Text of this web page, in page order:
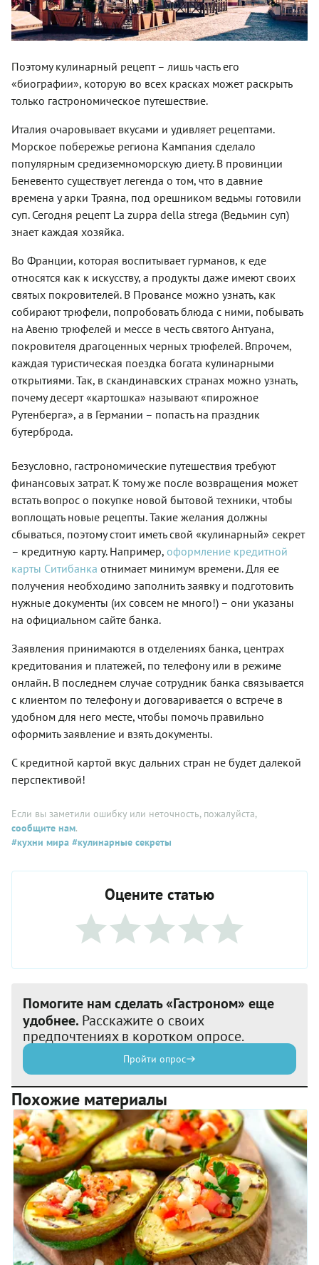
Поэтому кулинарный рецепт – лишь часть его
«биографии», которую во всех красках может раскрыть
только гастрономическое путешествие.
Италия очаровывает вкусами и удивляет рецептами.
Морское побережье региона Кампания сделало
популярным средиземноморскую диету. В провинции
Беневенто существует легенда о том, что в давние
времена у арки Траяна, под орешником ведьмы готовили
суп. Сегодня рецепт La zuppa della strega (Ведьмин суп)
знает каждая хозяйка.
Во Франции, которая воспитывает гурманов, к еде
относятся как к искусству, а продукты даже имеют своих
святых покровителей. В Провансе можно узнать, как
собирают трюфели, попробовать блюда с ними, побывать
на Авеню трюфелей и мессе в честь святого Антуана,
покровителя драгоценных черных трюфелей. Впрочем,
каждая туристическая поездка богата кулинарными
открытиями. Так, в скандинавских странах можно узнать,
почему десерт «картошка» называют «пирожное
Рутенберга», а в Германии – попасть на праздник
бутерброда.
Безусловно, гастрономические путешествия требуют
финансовых затрат. К тому же после возвращения может
встать вопрос о покупке новой бытовой техники, чтобы
воплощать новые рецепты. Такие желания должны
сбываться, поэтому стоит иметь свой «кулинарный» секрет
– кредитную карту. Например, оформление кредитной
карты Ситибанка отнимает минимум времени. Для ее
получения необходимо заполнить заявку и подготовить
нужные документы (их совсем не много!) – они указаны
на официальном сайте банка.
Заявления принимаются в отделениях банка, центрах
кредитования и платежей, по телефону или в режиме
онлайн. В последнем случае сотрудник банка связывается
с клиентом по телефону и договаривается о встрече в
удобном для него месте, чтобы помочь правильно
оформить заявление и взять документы.
С кредитной картой вкус дальних стран не будет далекой
перспективой!
Если вы заметили ошибку или неточность, пожалуйста,
сообщите нам.
#кухни мира #кулинарные секреты
Оцените статью
Помогите нам сделать «Гастроном» еще
удобнее. Расскажите о своих
предпочтениях в коротком опросе.
Пройти опрос
Похожие материалы